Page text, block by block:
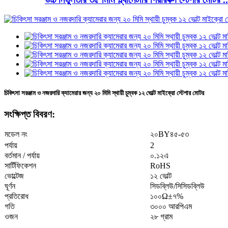
চিকিৎসা সরঞ্জাম ও নজরদারি ক্যামেরার জন্য ২০ মিমি স্থায়ী চুম্বক ১২ ভোল্ট মাইক্রো স্টেপার মোটর
সংক্ষিপ্ত বিবরণ:
মডেল নং
২০BY৪৫-৫৩
পর্যায়
2
বর্তমান / পর্যায়
০.১২এ
সার্টিফিকেশন
RoHS
ভোল্টেজ
১২ ভোল্ট
ঘূর্ণন
সিডব্লিউ/সিসিডব্লিউ
প্রতিরোধ
১০০Ω±৭%
গতি
৩০০০ আরপিএম
ওজন
২৮ গ্রাম